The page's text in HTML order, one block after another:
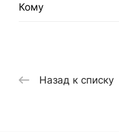
Кому
Назад к списку